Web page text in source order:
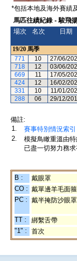
*包括本地及海外賽績
馬匹往績紀錄 - 駿飛
場次
名次 日期
19/20 馬季
771
10 27/06/
718
12 03/06/
669
11 17/05/
424
12 16/02/
331
10 11/01/
288
06 29/12/
備註:
1.
賽事特別情況索引
2.
模擬鳥瞰重溫由
已盡一切努力務
B : 戴眼罩
CO : 戴單邊羊毛面箍
PC : 戴半掩防沙眼罩
TT : 綁繫舌帶
"1" :
首次